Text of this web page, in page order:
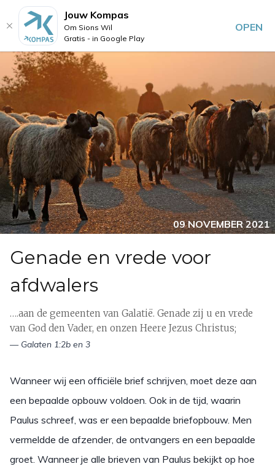
09 NOVEMBER 2021
Genade en vrede voor
afdwalers
….aan de gemeenten van Galatië. Genade zij u en vrede
van God den Vader, en onzen Heere Jezus Christus;
— Galaten 1:2b en 3
Wanneer wij een officiële brief schrijven, moet deze aan
een bepaalde opbouw voldoen. Ook in de tijd, waarin
Paulus schreef, was er een bepaalde briefopbouw. Men
vermeldde de afzender, de ontvangers en een bepaalde
groet. Wanneer je alle brieven van Paulus bekijkt op hoe
Jouw Kompas
Om Sions Wil
Gratis - in Google Play
OPEN